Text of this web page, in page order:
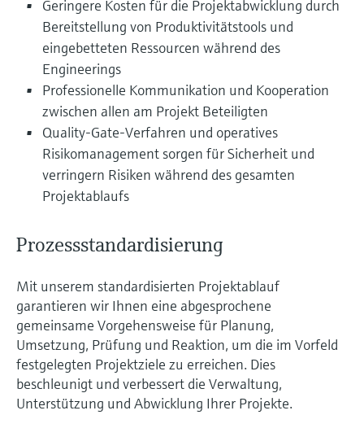
Geringere Kosten für die Projektabwicklung durch
Bereitstellung von Produktivitätstools und
eingebetteten Ressourcen während des
Engineerings
Professionelle Kommunikation und Kooperation
zwischen allen am Projekt Beteiligten
Quality-Gate-Verfahren und operatives
Risikomanagement sorgen für Sicherheit und
verringern Risiken während des gesamten
Projektablaufs
Prozessstandardisierung
Mit unserem standardisierten Projektablauf
garantieren wir Ihnen eine abgesprochene
gemeinsame Vorgehensweise für Planung,
Umsetzung, Prüfung und Reaktion, um die im Vorfeld
festgelegten Projektziele zu erreichen. Dies
beschleunigt und verbessert die Verwaltung,
Unterstützung und Abwicklung Ihrer Projekte.